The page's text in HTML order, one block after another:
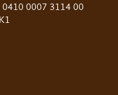
0410 0007 3114 00